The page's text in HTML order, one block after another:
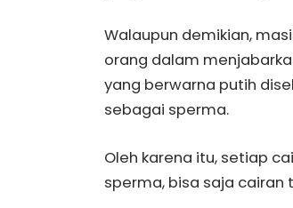
Walaupun demikian,
orang dalam
yang berwarna putih
sebagai sperma.
Oleh karena itu, setiap
sperma, bisa saja cairan